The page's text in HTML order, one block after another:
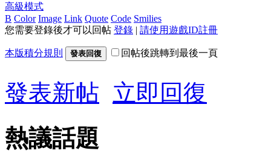
高級模式
B Color Image Link Quote Code Smilies
您需要登錄後才可以回帖 登錄 | 請使用遊戲ID註冊
本版積分規則 發表回復 回帖後跳轉到最後一頁
發表新帖 立即回復
熱議話題